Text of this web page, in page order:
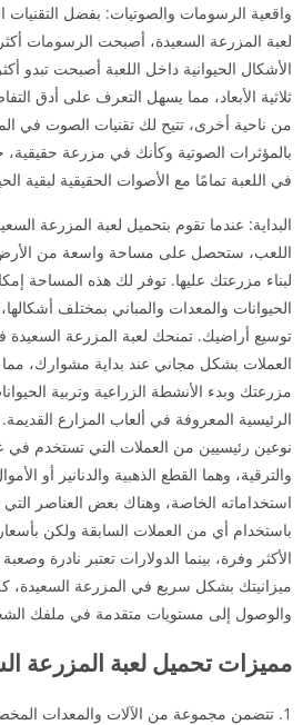
واقعية الرسومات والصوتيات: بفضل التقنيات
لعبة المزرعة السعيدة، أصبحت الرسومات
الأشكال الحيوانية داخل اللعبة أصبحت تبدو
ثلاثية الأبعاد، مما يسهل التعرف على أدق
من ناحية أخرى، تتيح لك تقنيات الصوت في
بالمؤثرات الصوتية وكأنك في مزرعة
في اللعبة تمامًا مع الأصوات الحقيقية لبقية
البداية: عندما تقوم بتحميل لعبة المزرعة
اللعب، ستحصل على مساحة واسعة من الأرض
لبناء مزرعتك عليها. توفر لك هذه المساحة
الحيوانات والمعدات والمباني بمختلف
توسيع أراضيك. تمنحك لعبة المزرعة السعيدة
العملات بشكل مجاني عند بداية مشوارك،
مزرعتك وبدء الأنشطة الزراعية وتربية
الرئيسية المعروفة في ألعاب المزارع
نوعين رئيسيين من العملات التي تستخدم في
والترقية، وهما القطع الذهبية والدنانير أو
استخداماته الخاصة، وهناك بعض العناصر
باستخدام أي من العملات السابقة ولكن بأسعار
الأكثر وفرة، بينما الدولارات تعتبر نادرة
ميزانيتك بشكل سريع في المزرعة السعيدة،
والوصول إلى مستويات متقدمة في ملفك
مميزات تحميل لعبة المزرعة
تتضمن مجموعة من الآلات والمعدات